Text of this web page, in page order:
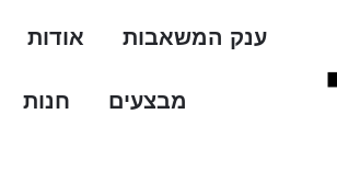
ענק המשאבות אודות
מבצעים חנות